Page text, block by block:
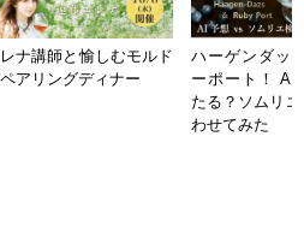
ナ講師と愉しむモルド
アリングディナー
ハーゲンダッ
ーポート！ AI
たる？ソムリ
わせてみた